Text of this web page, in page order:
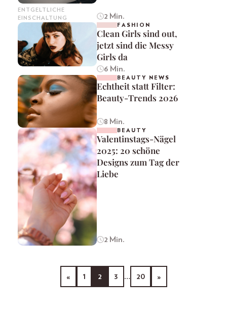
ENTGELTLICHE
EINSCHALTUNG
2 Min.
FASHION
Clean Girls sind out,
jetzt sind die Messy
Girls da
6 Min.
BEAUTY NEWS
Echtheit statt Filter:
Beauty-Trends 2026
8 Min.
BEAUTY
Valentinstags-Nägel
2025: 20 schöne
Designs zum Tag der
Liebe
2 Min.
« 1 2 3 … 20 »